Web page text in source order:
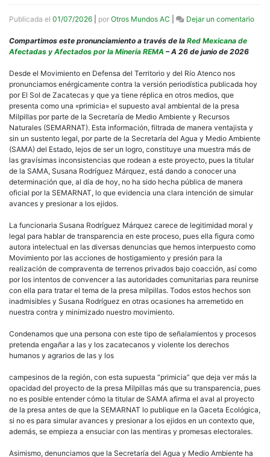
Publicada el 01/07/2026 por Otros Mundos AC Dejar un comentarioen
del
una
del
y
Compartimos este pronunciamiento a través de la Red Mexicana de
Afectadas y Afectados por la Minería REMA – A 26 de junio de 2026
Desde el Movimiento en Defensa del Territorio y del Río Atenco nos
pronunciamos enérgicamente contra la versión periodística publicada hoy
por El Sol de Zacatecas y que ya tiene réplica en otros medios, que
presenta como una «primicia» el supuesto aval ambiental de la presa
Milpillas por parte de la Secretaría de Medio Ambiente y Recursos
Naturales (SEMARNAT). Esta información, filtrada de manera ventajista y
sin un sustento legal, por parte de la Secretaría del Agua y Medio Ambiente
(SAMA) del Estado, lejos de ser un logro, constituye una muestra más de
las gravísimas inconsistencias que rodean a este proyecto, pues la titular
de la SAMA, Susana Rodríguez Márquez, está dando a conocer una
determinación que, al día de hoy, no ha sido hecha pública de manera
oficial por la SEMARNAT, lo que evidencia una clara intención de simular
avances y presionar a los ejidos.
La funcionaria Susana Rodríguez Márquez carece de legitimidad moral y
legal para hablar de transparencia en este proceso, pues ella figura como
autora intelectual en las diversas denuncias que hemos interpuesto como
Movimiento por las acciones de hostigamiento y presión para la
realización de compraventa de terrenos privados bajo coacción, así como
por los intentos de convencer a las autoridades comunitarias para reunirse
con ella para tratar el tema de la presa milpillas. Todos estos hechos son
inadmisibles y Susana Rodríguez en otras ocasiones ha arremetido en
nuestra contra y minimizado nuestro movimiento.
Condenamos que una persona con este tipo de señalamientos y procesos
pretenda engañar a las y los zacatecanos y violente los derechos
humanos y agrarios de las y los
campesinos de la región, con esta supuesta “primicia” que deja ver más la
opacidad del proyecto de la presa Milpillas más que su transparencia, pues
no es posible entender cómo la titular de SAMA afirma el aval al proyecto
de la presa antes de que la SEMARNAT lo publique en la Gaceta Ecológica,
si no es para simular avances y presionar a los ejidos en un contexto que,
además, se empieza a ensuciar con las mentiras y promesas electorales.
Asimismo, denunciamos que la Secretaría del Agua y Medio Ambiente ha